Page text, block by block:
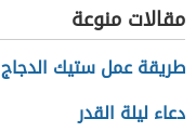
مقالات منوعة
طريقة عمل ستيك الدجاج
دعاء ليلة القدر